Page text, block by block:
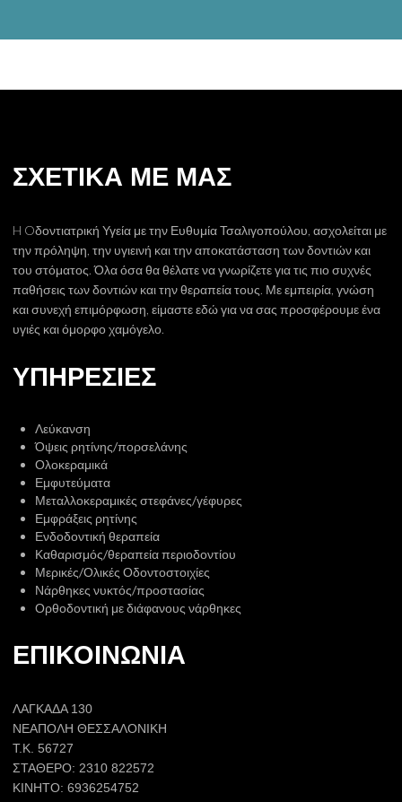
ΣΧΕΤΙΚΑ ΜΕ ΜΑΣ
H Oδοντιατρική Υγεία με την Ευθυμία Τσαλιγοπούλου, ασχολείται με
την πρόληψη, την υγιεινή και την αποκατάσταση των δοντιών και
του στόματος. Όλα όσα θα θέλατε να γνωρίζετε για τις πιο συχνές
παθήσεις των δοντιών και την θεραπεία τους. Με εμπειρία, γνώση
και συνεχή επιμόρφωση, είμαστε εδώ για να σας προσφέρουμε ένα
υγιές και όμορφο χαμόγελο.
ΥΠΗΡΕΣΙΕΣ
Λεύκανση
​Όψεις ρητίνης/πορσελάνης
​Ολοκεραμικά
Εμφυτεύματα
Μεταλλοκεραμικές στεφάνες/γέφυρες
​Εμφράξεις ρητίνης
Ενδοδοντική θεραπεία
​Καθαρισμός/θεραπεία περιοδοντίου
​Μερικές/Ολικές Οδοντοστοιχίες
Νάρθηκες νυκτός/προστασίας
Ορθοδοντική με διάφανους νάρθηκες
ΕΠΙΚΟΙΝΩΝΙΑ
ΛΑΓΚΑΔΑ 130
ΝΕΑΠΟΛΗ ΘΕΣΣΑΛΟΝΙΚΗ
Τ.Κ. 56727
ΣΤΑΘΕΡΟ: 2310 822572
ΚΙΝΗΤΟ: 6936254752